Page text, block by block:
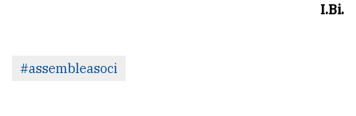
I.Bi.
#assembleasoci